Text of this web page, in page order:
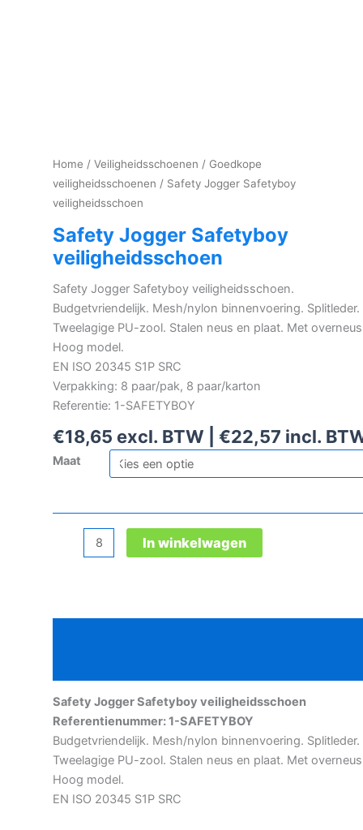
Home / Veiligheidsschoenen / Goedkope
veiligheidsschoenen / Safety Jogger Safetyboy
veiligheidsschoen
Safety Jogger Safetyboy
veiligheidsschoen
Safety Jogger Safetyboy veiligheidsschoen.
Budgetvriendelijk. Mesh/nylon binnenvoering. Splitleder.
Tweelagige PU-zool. Stalen neus en plaat. Met
Hoog model.
EN ISO 20345 S1P SRC
Verpakking: 8 paar/pak, 8 paar/karton
Referentie: 1-SAFETYBOY
€18,65 excl. BTW | €22,57 incl.
Maat
Jogger
aantal
In winkelwagen
Safety Jogger Safetyboy veiligheidsschoen
Referentienummer: 1-SAFETYBOY
Budgetvriendelijk. Mesh/nylon binnenvoering. Splitleder.
Tweelagige PU-zool. Stalen neus en plaat. Met
Hoog model.
EN ISO 20345 S1P SRC